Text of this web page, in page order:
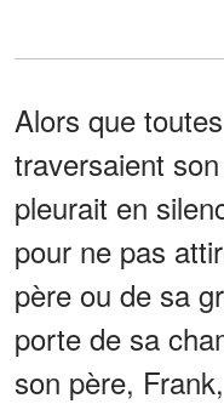
Alors que
traversaient
pleurait en
pour ne pas
père ou de sa
porte de sa
son père,